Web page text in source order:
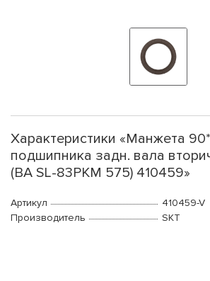
Характеристики «Манжета
подшипника задн. вала
(BA SL-83РКМ 575) 410459»
Артикул
410459-V
Производитель
SKT